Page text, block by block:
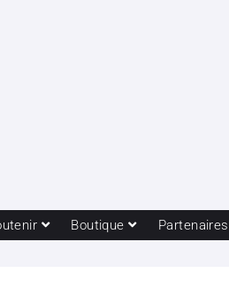
Boutique Partenaires